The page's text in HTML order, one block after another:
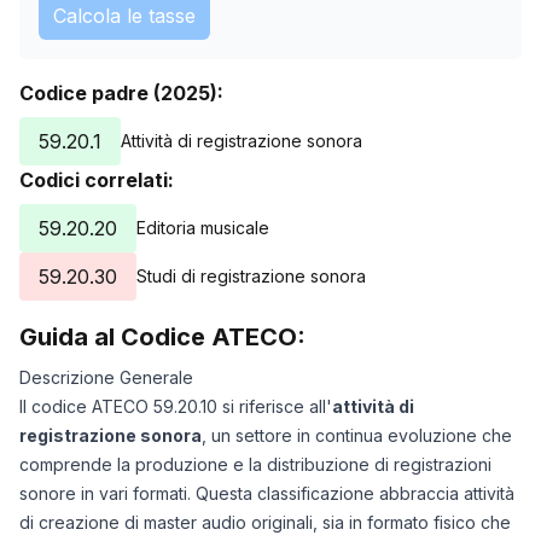
Calcola le tasse
Codice padre (2025):
59.20.1
Attività di registrazione sonora
Codici correlati:
59.20.20
Editoria musicale
59.20.30 Studi di registrazione sonora
Guida al Codice ATECO:
Descrizione Generale
Il codice ATECO 59.20.10 si riferisce all'attività di
registrazione sonora , un settore in continua evoluzione che
comprende la produzione e la distribuzione di registrazioni
sonore in vari formati. Questa classificazione abbraccia attività
di creazione di master audio originali, sia in formato fisico che